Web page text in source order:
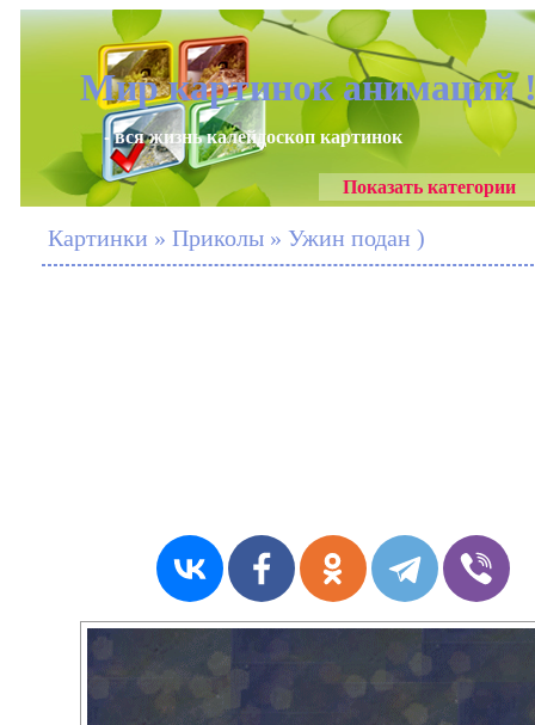
Мир картинок анимаций
- вся жизнь калейдоскоп картинок
Показать категории
Картинки » Приколы » Ужин подан )